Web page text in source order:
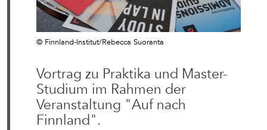
© Finnland-Institut/Rebecca Suoranta
Vortrag zu Praktika und Master-
Studium im Rahmen der
Veranstaltung "Auf nach
Finnland".